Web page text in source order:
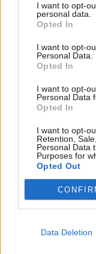
I want to opt-
personal data.
Opted In
I want to opt-
Personal Data.
Opted In
I want to opt-
Personal Data
Opted In
I want to opt-
Retention,
Personal Data
Purposes for
Opted Out
Data Deletion
La Cursa de
Running Sèries